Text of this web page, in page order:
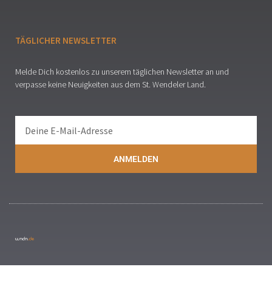
TÄGLICHER NEWSLETTER
Melde Dich kostenlos zu unserem täglichen Newsletter an und
verpasse keine Neuigkeiten aus dem St. Wendeler Land.
ANMELDEN